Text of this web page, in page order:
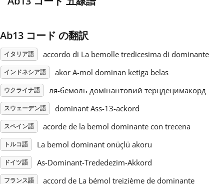
Português
Русский
Svenska
Ab13 コード の翻訳
イタリア語 accordo di La bemolle tredicesima di dominante
インドネシア語 akor A-mol dominan ketiga belas
ウクライナ語 ля-бемоль домінантовий терцдецимакорд
スウェーデン語 dominant Ass-13-ackord
スペイン語 acorde de la bemol dominante con trecena
トルコ語 La bemol dominant onüçlü akoru
ドイツ語 As-Dominant-Trededezim-Akkord
フランス語 accord de La bémol treizième de dominante